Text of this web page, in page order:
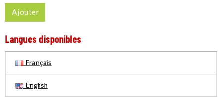
Ajouter
Langues disponibles
Français
English